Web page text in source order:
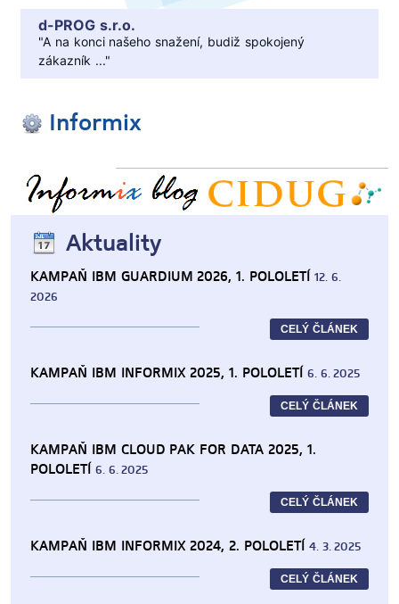
d-PROG s.r.o.
"A na konci našeho snažení, budiž spokojený
zákazník ..."
Informix
.
Aktuality
KAMPAŇ IBM GUARDIUM 2026, 1. POLOLETÍ 12. 6.
2026
CELÝ ČLÁNEK
KAMPAŇ IBM INFORMIX 2025, 1. POLOLETÍ 6. 6. 2025
CELÝ ČLÁNEK
KAMPAŇ IBM CLOUD PAK FOR DATA 2025, 1.
POLOLETÍ 6. 6. 2025
CELÝ ČLÁNEK
KAMPAŇ IBM INFORMIX 2024, 2. POLOLETÍ 4. 3. 2025
CELÝ ČLÁNEK